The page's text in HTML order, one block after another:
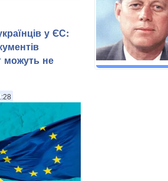
у ЄС:
можуть не